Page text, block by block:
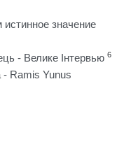
значение
- Велике Інтервью 6
Ramis Yunus